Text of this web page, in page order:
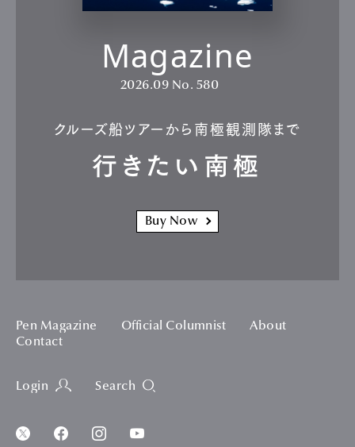
Magazine
2026.09 No. 580
クルーズ船ツアーから南極観測隊まで
行きたい南極
Buy Now
Pen Magazine Official Columnist
About
Contact
Login Search